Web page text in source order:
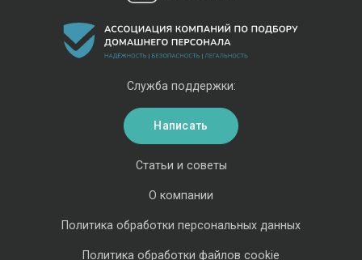
Статьи и советы
О компании
Политика обработки персональных данных
Политика обработки файлов cookie
Служба поддержки:
Написать